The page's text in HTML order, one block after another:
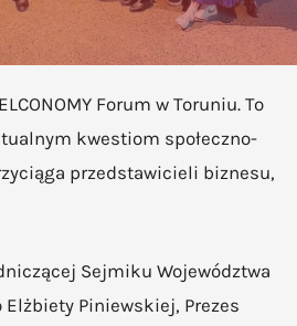
Forum w Toruniu. To
kwestiom społeczno-
przedstawicieli biznesu,
Sejmiku Województwa
Piniewskiej, Prezes